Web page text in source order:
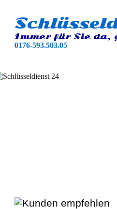
Immer für Sie da,
0176-593.503.05